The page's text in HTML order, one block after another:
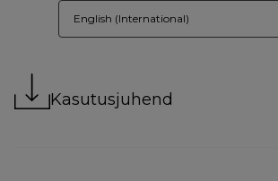
English (International)
Kasutusjuhend